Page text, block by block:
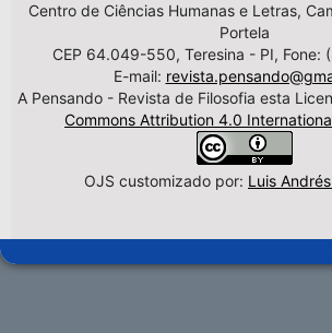
Centro de Ciências Humanas e Letras,
Portela
CEP 64.049-550, Teresina - PI, Fone:
E-mail:
A Pensando - Revista de Filosofia esta
Commons Attribution 4.0
OJS customizado por: Luis